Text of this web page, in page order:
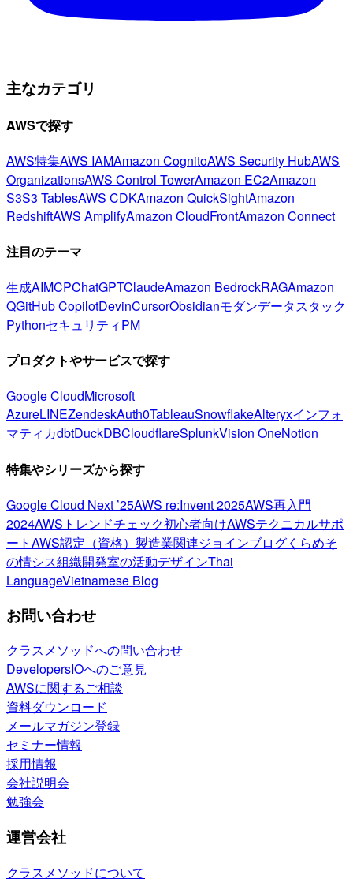
主なカテゴリ
AWSで探す
AWS特集AWS IAMAmazon CognitoAWS Security HubAWS
OrganizationsAWS Control TowerAmazon EC2Amazon
S3S3 TablesAWS CDKAmazon QuickSightAmazon
RedshiftAWS AmplifyAmazon CloudFrontAmazon Connect
注目のテーマ
生成AIMCPChatGPTClaudeAmazon BedrockRAGAmazon
QGitHub CopilotDevinCursorObsidianモダンデータスタック
PythonセキュリティPM
プロダクトやサービスで探す
Google CloudMicrosoft
AzureLINEZendeskAuth0TableauSnowflakeAlteryxインフォ
マティカdbtDuckDBCloudflareSplunkVision OneNotion
特集やシリーズから探す
Google Cloud Next ’25AWS re:Invent 2025AWS再入門
2024AWSトレンドチェック初心者向けAWSテクニカルサポ
ートAWS認定（資格） 製造業関連ジョインブログくらめそ
の情シス組織開発室の活動デザインThai
LanguageVietnamese Blog
お問い合わせ
クラスメソッドへの問い合わせ
DevelopersIOへのご意見
AWSに関するご相談
資料ダウンロード
メールマガジン登録
セミナー情報
採用情報
会社説明会
勉強会
運営会社
クラスメソッドについて